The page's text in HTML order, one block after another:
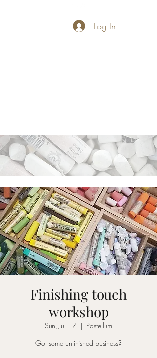
Log In
Finishing touch
workshop
Sun, Jul 17
  |
Pastellum
Got some unfinished business?